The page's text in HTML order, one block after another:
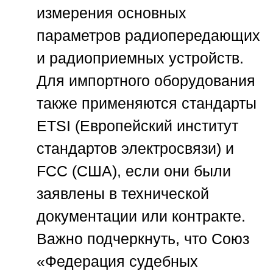
измерения основных
параметров радиопередающих
и радиоприемных устройств.
Для импортного оборудования
также применяются стандарты
ETSI (Европейский институт
стандартов электросвязи) и
FCC (США), если они были
заявлены в технической
документации или контракте.
Важно подчеркнуть, что Союз
«Федерация судебных